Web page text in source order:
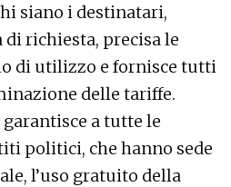
siano i destinatari,
richiesta, precisa le
di utilizzo e fornisce tutti
delle tariffe.
a tutte le
politici, che hanno sede
l’uso gratuito della